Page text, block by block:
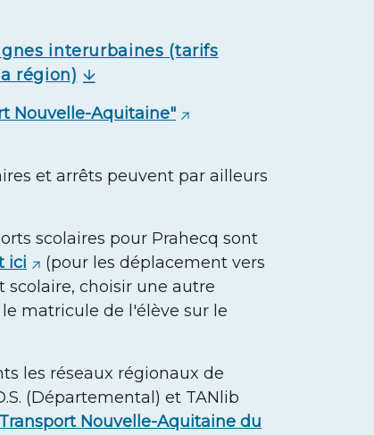
interurbaines (tarifs
région)
Nouvelle-Aquitaine"
et arrêts peuvent par ailleurs
scolaires pour Prahecq sont
ici
(pour les déplacement vers
choisir une autre
matricule de l'élève sur le
les réseaux régionaux de
(Départemental) et TANlib
Transport Nouvelle-Aquitaine du